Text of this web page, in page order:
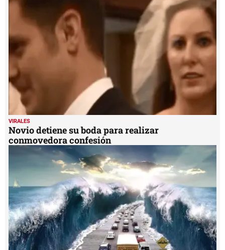
VIRALES
Novio detiene su boda para realizar
conmovedora confesión